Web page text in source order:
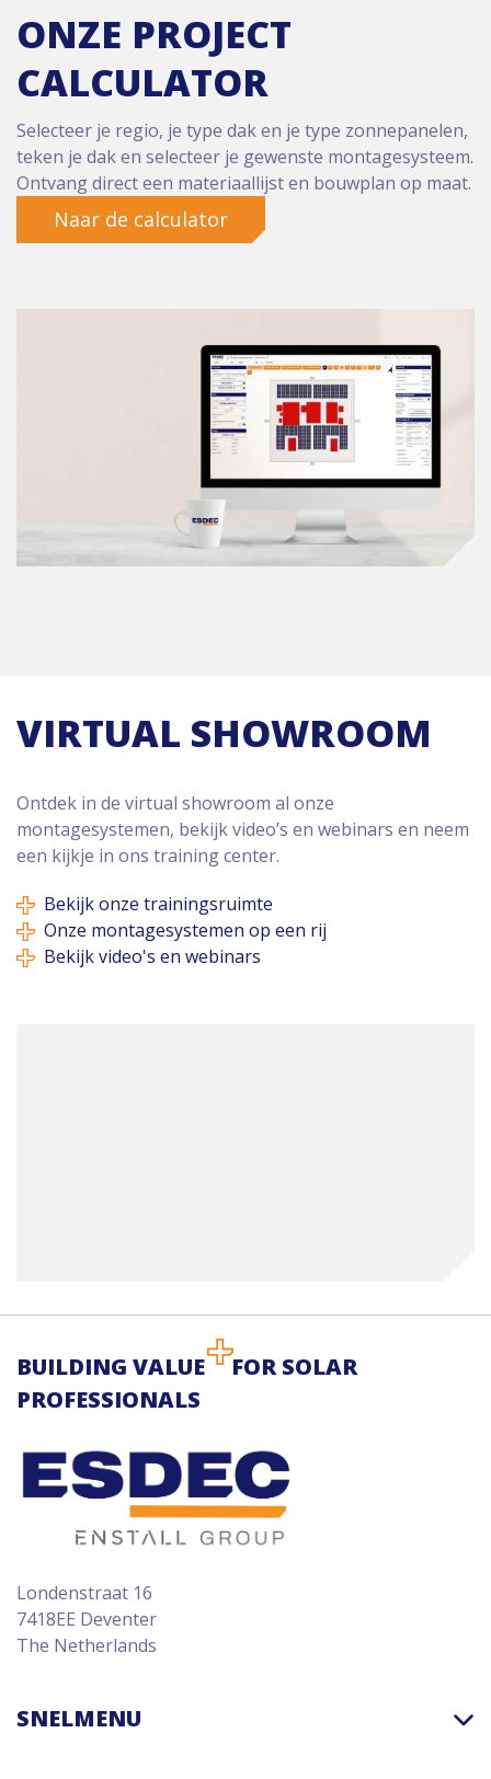
ONZE PROJECT
CALCULATOR
Selecteer je regio, je type dak en je type zonnepanelen,
teken je dak en selecteer je gewenste montagesysteem.
Ontvang direct een materiaallijst en bouwplan op maat.
Naar de calculator
VIRTUAL SHOWROOM
Ontdek in de virtual showroom al onze
montagesystemen, bekijk video’s en webinars en neem
een kijkje in ons training center.
Bekijk onze trainingsruimte
Onze montagesystemen op een rij
Bekijk video's en webinars
BUILDING VALUE
FOR SOLAR
PROFESSIONALS
Londenstraat 16
7418EE Deventer
The Netherlands
SNELMENU